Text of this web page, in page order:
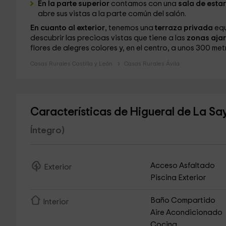
En la parte superior contamos con una sala de
abre sus vistas a la parte común del salón.
En cuanto al exterior, tenemos una terraza privada
descubrir las precioas vistas que tiene a las zonas
flores de alegres colores y, en el centro, a unos 300
Casas Rurales Castilla y León Casas Rurales Ávila
Características de Higueral de La
Íntegro)
Exterior
Acceso Asfaltado
Piscina Exterior
Interior
Baño Compartido
Aire Acondicionado